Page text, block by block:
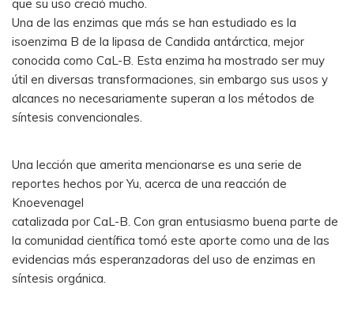
que su uso creció mucho.
Una de las enzimas que más se han estudiado es la
isoenzima B de la lipasa de Candida antárctica, mejor
conocida como CaL-B. Esta enzima ha mostrado ser muy
útil en diversas transformaciones, sin embargo sus usos y
alcances no necesariamente superan a los métodos de
síntesis convencionales.
Una lección que amerita mencionarse es una serie de
reportes hechos por Yu, acerca de una reacción de
Knoevenagel
catalizada por CaL-B. Con gran entusiasmo buena parte de
la comunidad científica tomó este aporte como una de las
evidencias más esperanzadoras del uso de enzimas en
síntesis orgánica.